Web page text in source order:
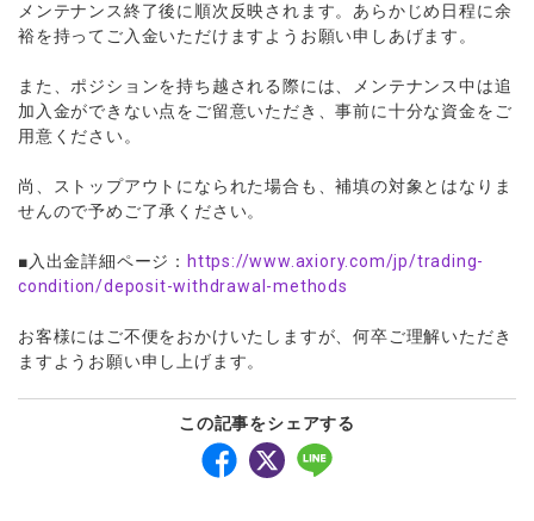
Español
ไทย
Tiếng Việt
法人のお客様はこちら
メンテナンス終了後に順次反映されます。あらかじめ日程に余
裕を持ってご入金いただけますようお願い申しあげます。
また、ポジションを持ち越される際には、メンテナンス中は追
加入金ができない点をご留意いただき、事前に十分な資金をご
用意ください。
尚、ストップアウトになられた場合も、補填の対象とはなりま
せんので予めご了承ください。
■入出金詳細ページ： https://www.axiory.com/jp/trading-
condition/deposit-withdrawal-methods
お客様にはご不便をおかけいたしますが、何卒ご理解いただき
ますようお願い申し上げます。
この記事をシェアする